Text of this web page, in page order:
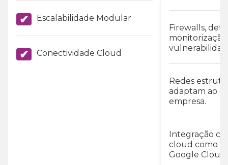
✔ Escalabilidade Modular
✔ Conectividade Cloud
Firewalls,
Redes
adaptam ao
empresa.
Integração
cloud como
Google Cloud.